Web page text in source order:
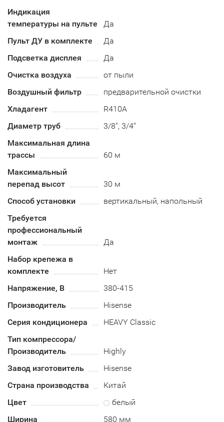
Индикация
температуры на пульте
Да
Пульт ДУ в комплекте
Да
Подсветка дисплея
Да
Очистка воздуха
от пыли
Воздушный фильтр
предварительной очистки
Хладагент
R410А
Диаметр труб
3/8", 3/4"
Максимальная длина
трассы
60 м
Максимальный
перепад высот
30 м
Способ установки
вертикальный, напольный
Требуется
профессиональный
монтаж
Да
Набор крепежа в
комплекте
Нет
Напряжение, В
380-415
Производитель
Hisense
Серия кондиционера
HEAVY Classic
Тип компрессора/
Производитель
Highly
Завод изготовитель
Hisense
Страна производства
Китай
Цвет
белый
Ширина
580 мм